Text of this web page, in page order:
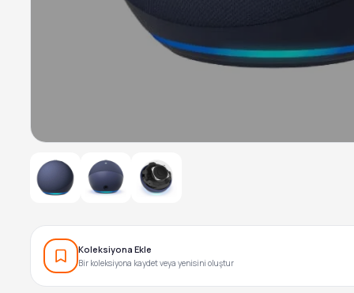
Koleksiyona Ekle
Bir koleksiyona kaydet veya yenisini oluştur